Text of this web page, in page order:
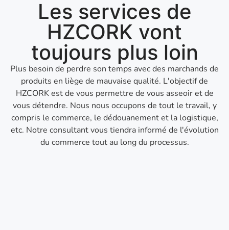
Les services de
HZCORK vont
toujours plus loin
Plus besoin de perdre son temps avec des marchands de
produits en liège de mauvaise qualité. L'objectif de
HZCORK est de vous permettre de vous asseoir et de
vous détendre. Nous nous occupons de tout le travail, y
compris le commerce, le dédouanement et la logistique,
etc. Notre consultant vous tiendra informé de l'évolution
du commerce tout au long du processus.